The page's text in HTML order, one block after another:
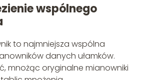
wspólnego
to najmniejsza wspólna
danych ułamków.
mnożąc oryginalne mianowniki